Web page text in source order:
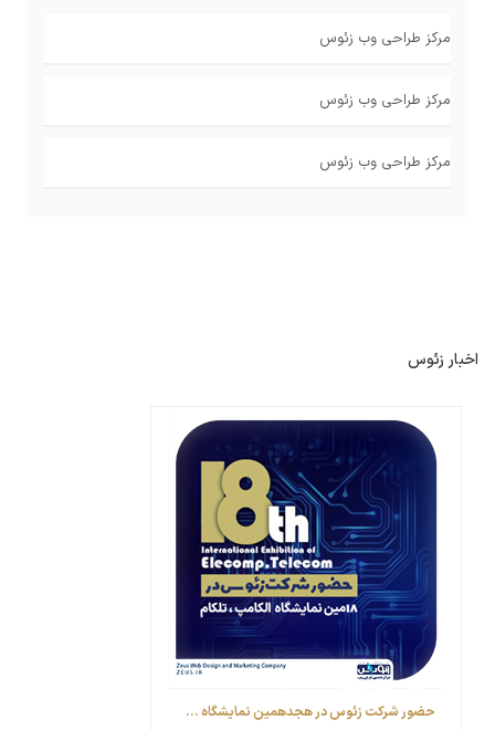
مرکز طراحی وب زئوس
مرکز طراحی وب زئوس
مرکز طراحی وب زئوس
اخبار زئوس
حضور شرکت زئوس در هجدهمین نمایشگاه ...